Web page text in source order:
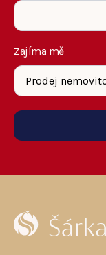
Zajíma mě